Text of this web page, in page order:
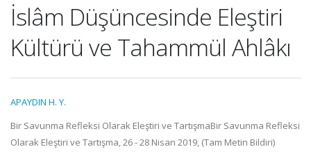
İslâm Düşüncesinde Eleştiri
Kültürü ve Tahammül Ahlâkı
APAYDIN H. Y.
Bir Savunma Refleksi Olarak Eleştiri ve TartışmaBir Savunma Refleksi
Olarak Eleştiri ve Tartışma, 26 - 28 Nisan 2019, (Tam Metin Bildiri)